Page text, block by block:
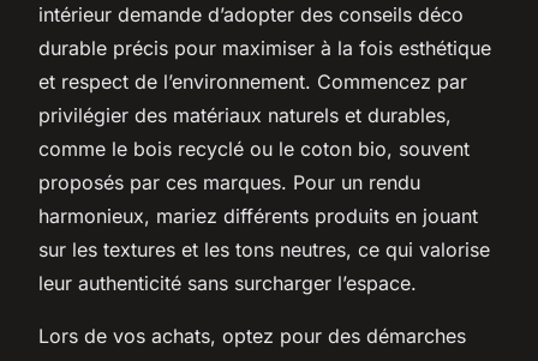
intérieur demande d’adopter des conseils déco
durable précis pour maximiser à la fois esthétique
et respect de l’environnement. Commencez par
privilégier des matériaux naturels et durables,
comme le bois recyclé ou le coton bio, souvent
proposés par ces marques. Pour un rendu
harmonieux, mariez différents produits en jouant
sur les textures et les tons neutres, ce qui valorise
leur authenticité sans surcharger l’espace.
Lors de vos achats, optez pour des démarches